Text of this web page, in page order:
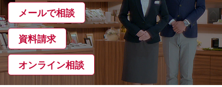
メールで相談
資料請求
オンライン相談